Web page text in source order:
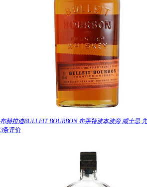
布赫拉迪BULLEIT BOURBON 布莱特波本波旁 威士忌
3条评价